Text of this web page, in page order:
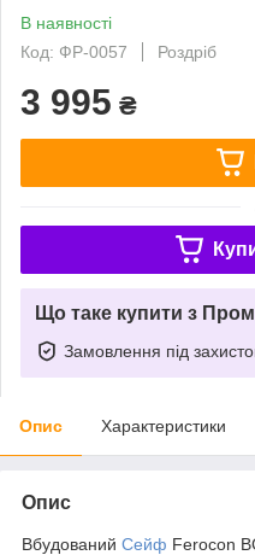
В наявності
Код: ФР-0057
Роздріб
3 995 ₴
Що таке купити з
Замовлення під
Опис Характеристики
Опис
Вбудований Сейф Ferocon